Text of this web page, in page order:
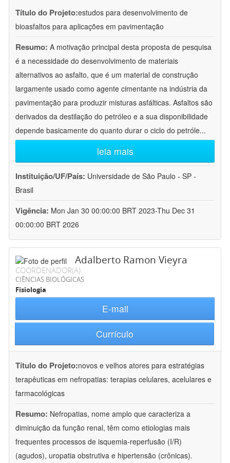
Título do Projeto:estudos para desenvolvimento de
bioasfaltos para aplicações em pavimentação
Resumo: A motivação principal desta proposta de pesquisa
é a necessidade do desenvolvimento de materiais
alternativos ao asfalto, que é um material de construção
largamente usado como agente cimentante na indústria da
pavimentação para produzir misturas asfálticas. Asfaltos são
derivados da destilação do petróleo e a sua disponibilidade
depende basicamente do quanto durar o ciclo do petróle...
leia mais
Instituição/UF/País: Universidade de São Paulo - SP -
Brasil
Vigência: Mon Jan 30 00:00:00 BRT 2023-Thu Dec 31
00:00:00 BRT 2026
Adalberto Ramon Vieyra
COORDENADOR(A)
CIÊNCIAS BIOLÓGICAS
Fisiologia
E-mail
Currículo
Título do Projeto:novos e velhos atores para estratégias
terapêuticas em nefropatias: terapias celulares, acelulares e
farmacológicas
Resumo: Nefropatias, nome amplo que caracteriza a
diminuição da função renal, têm como etiologias mais
frequentes processos de isquemia-reperfusão (I/R)
(agudos), uropatia obstrutiva e hipertensão (crônicas).